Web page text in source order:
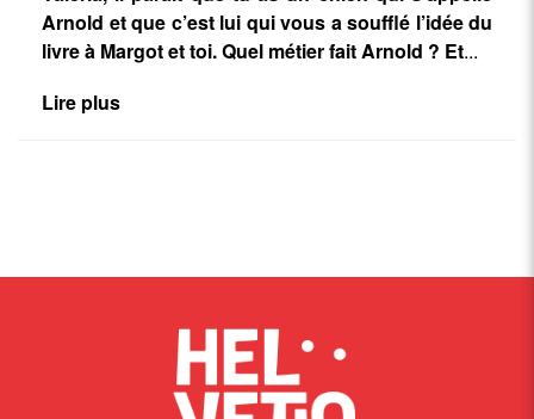
Arnold et que c’est lui qui vous a soufflé l’idée du
livre à Margot et toi. Quel métier fait Arnold ? Et...
Lire plus